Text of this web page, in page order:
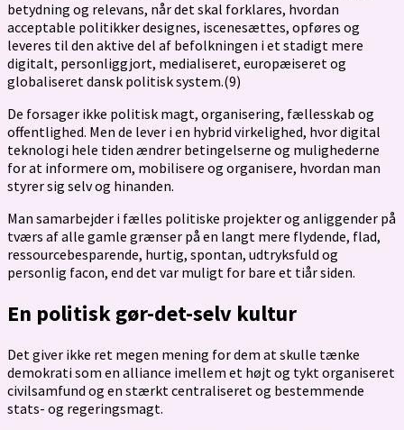
betydning og relevans, når det skal forklares, hvordan
acceptable politikker designes, iscenesættes, opføres og
leveres til den aktive del af befolkningen i et stadigt mere
digitalt, personliggjort, medialiseret, europæiseret og
globaliseret dansk politisk system.(9)
De forsager ikke politisk magt, organisering, fællesskab og
offentlighed. Men de lever i en hybrid virkelighed, hvor digital
teknologi hele tiden ændrer betingelserne og mulighederne
for at informere om, mobilisere og organisere, hvordan man
styrer sig selv og hinanden.
Man samarbejder i fælles politiske projekter og anliggender på
tværs af alle gamle grænser på en langt mere flydende, flad,
ressourcebesparende, hurtig, spontan, udtryksfuld og
personlig facon, end det var muligt for bare et tiår siden.
En politisk gør-det-selv kultur
Det giver ikke ret megen mening for dem at skulle tænke
demokrati som en alliance imellem et højt og tykt organiseret
civilsamfund og en stærkt centraliseret og bestemmende
stats- og regeringsmagt.